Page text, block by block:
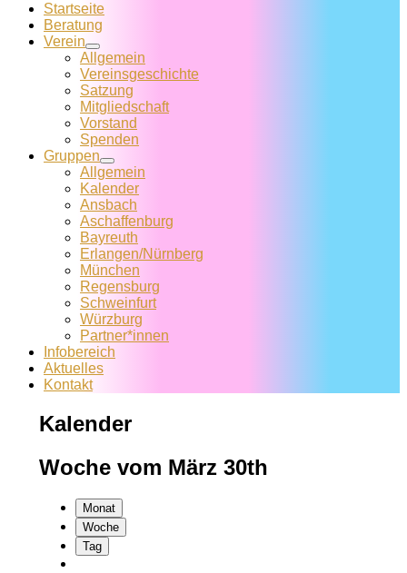
Startseite
Beratung
Verein
Allgemein
Vereins­geschichte
Satzung
Mitglied­schaft
Vorstand
Spenden
Gruppen
Allgemein
Kalender
Ansbach
Aschaffenburg
Bayreuth
Erlangen/Nürnberg
München
Regensburg
Schweinfurt
Würzburg
Partner*innen
Infobereich
Aktuelles
Kontakt
Kalender
Woche vom März 30th
Monat
Woche
Tag